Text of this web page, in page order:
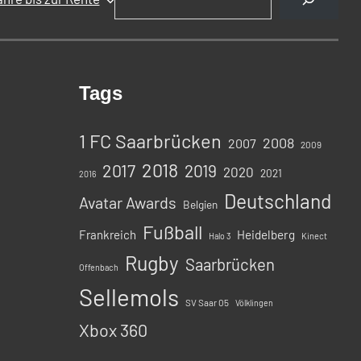
Tags
1 FC Saarbrücken 2007 2008 2009
2016 2017 2018 2019 2020 2021
Avatar Awards Belgien Deutschland
Frankreich Fußball Halo 3 Heidelberg Kinect
Offenbach Rugby Saarbrücken
Sellemols SV Saar 05 Völklingen
Xbox 360